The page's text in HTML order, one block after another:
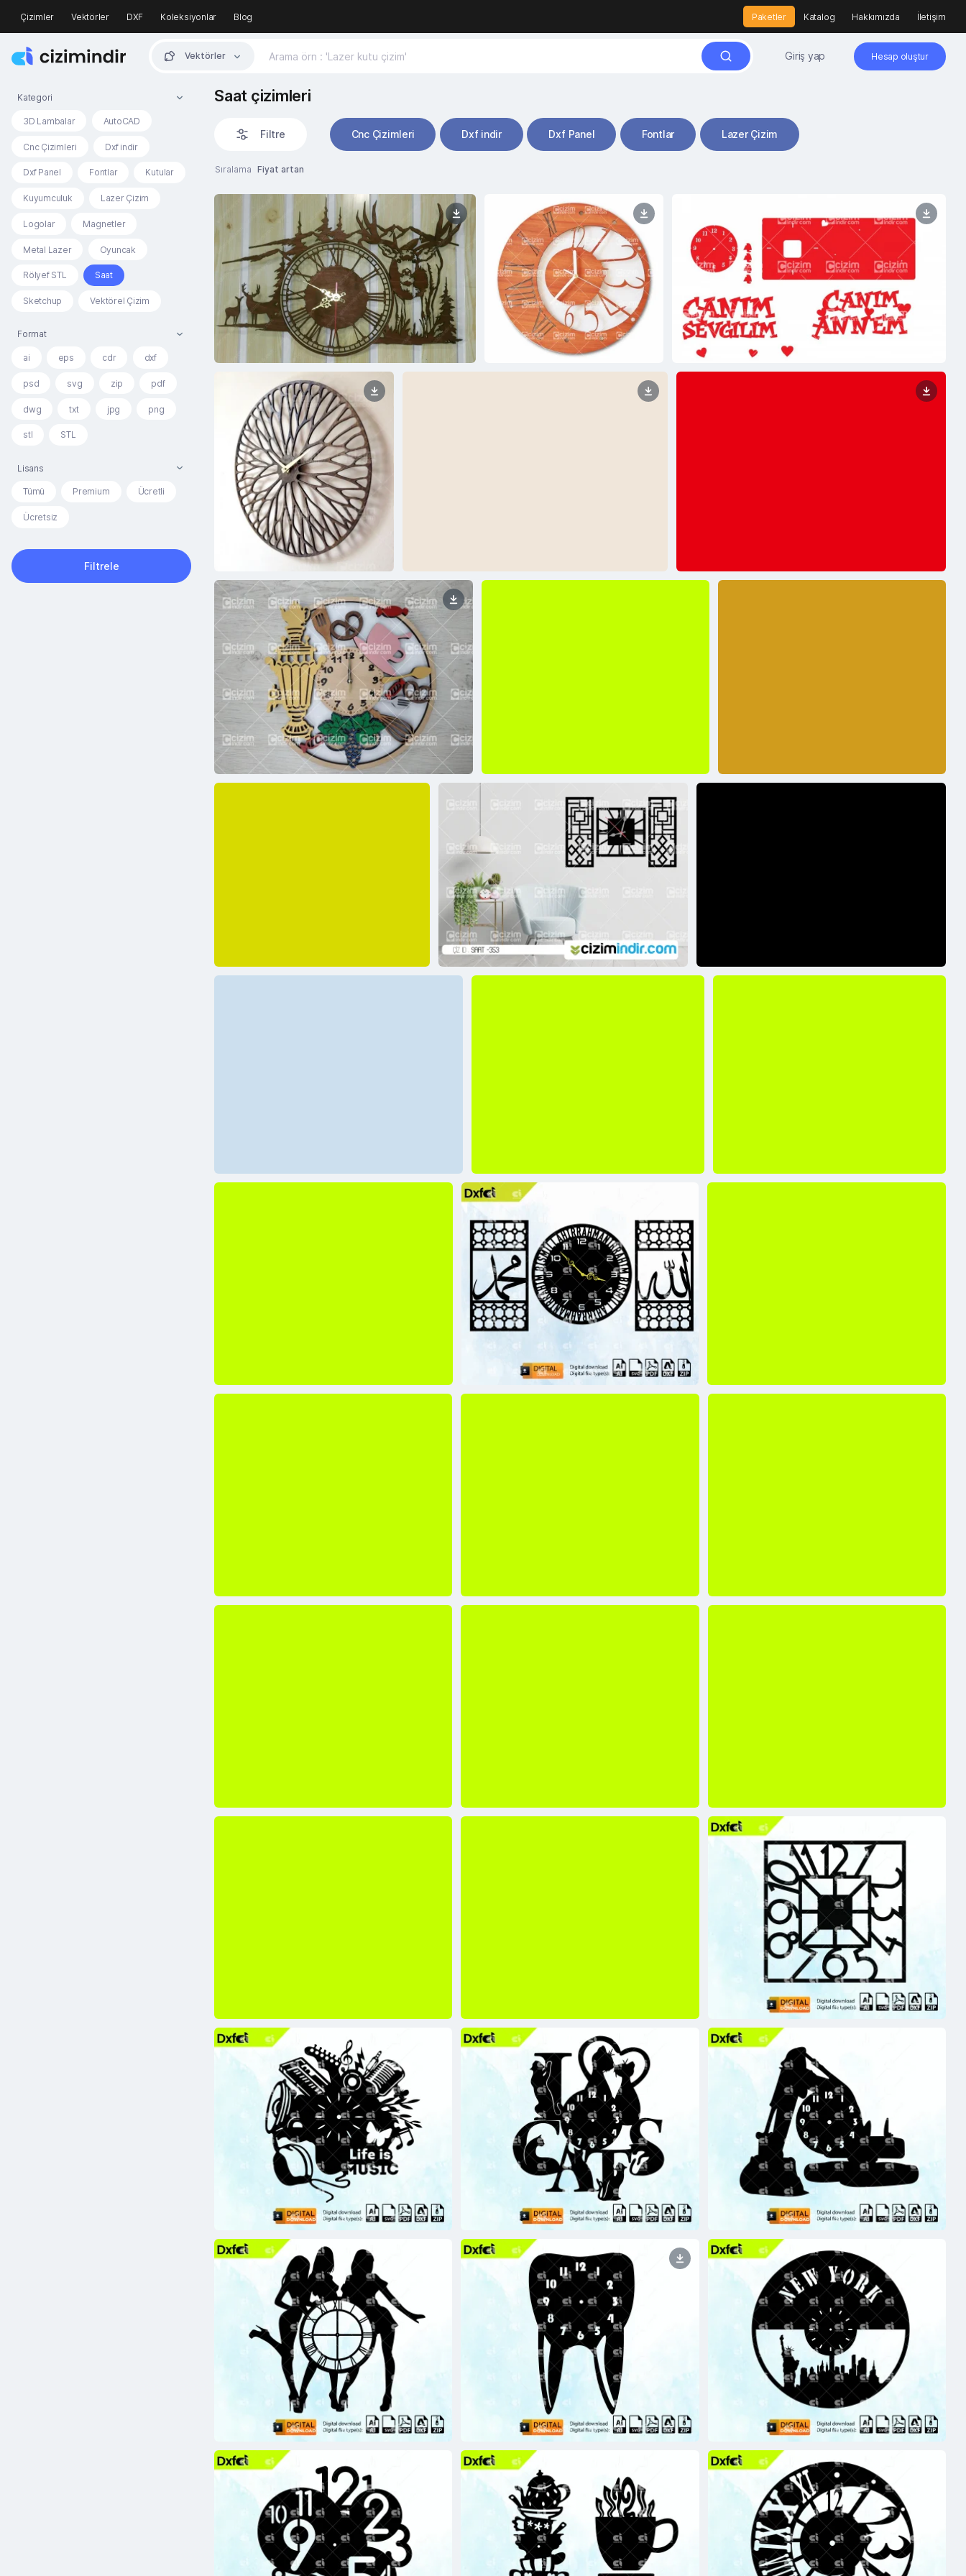
Çizimler Vektörler DXF Koleksiyonlar Blog Paketler Katalog Hakkımızda İletişim
Vektörler Giriş yap Hesap oluştur
Kategori
3D Lambalar AutoCAD
Cnc Çizimleri Dxf indir
Dxf Panel Fontlar Kutular
Kuyumculuk Lazer Çizim
Logolar Magnetler
Metal Lazer Oyuncak
Rölyef STL Saat
Sketchup Vektörel Çizim
Format
ai eps cdr dxf
psd svg zip pdf
dwg txt jpg png
stl STL
Lisans
Tümü Premium Ücretli
Ücretsiz
Filtrele
Saat çizimleri
Filtre Cnc Çizimleri Dxf indir Dxf Panel Fontlar Lazer Çizim
Sıralama Fiyat artan